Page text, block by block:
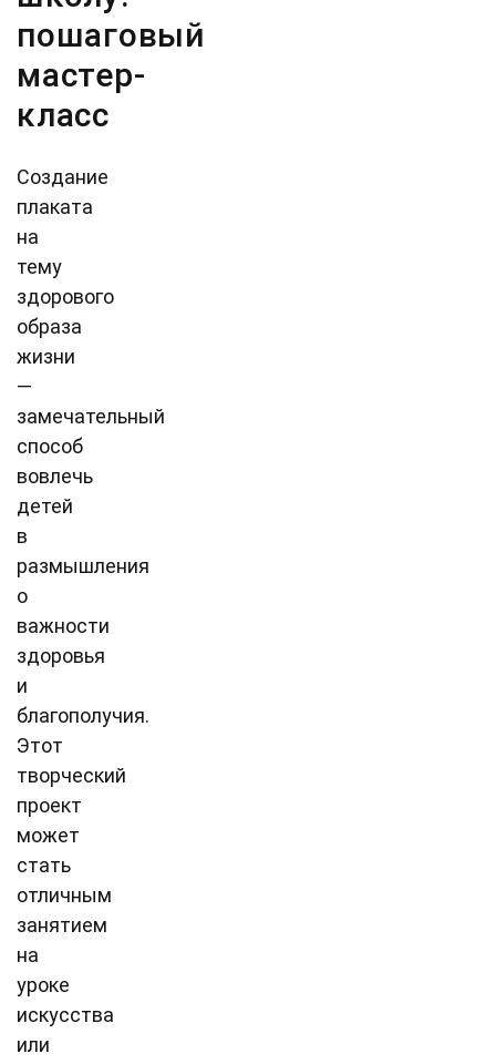
пошаговый
мастер-
класс
Создание
плаката
на
тему
здорового
образа
жизни
—
замечательный
способ
вовлечь
детей
в
размышления
о
важности
здоровья
и
благополучия.
Этот
творческий
проект
может
стать
отличным
занятием
на
уроке
искусства
или